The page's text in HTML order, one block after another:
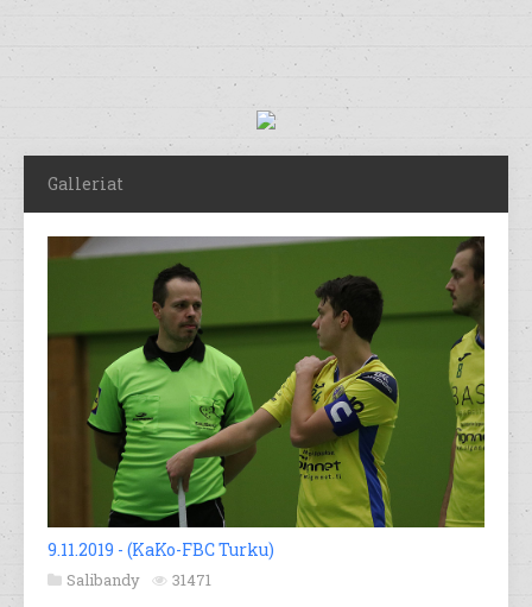
Galleriat
9.11.2019 - (KaKo-FBC Turku)
Salibandy 31471